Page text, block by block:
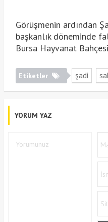
Görüşmenin ardından
başkanlık döneminde
Bursa Hayvanat
Etiketler şadi
YORUM YAZ